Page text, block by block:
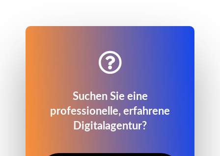

Suchen Sie eine
professionelle, erfahrene
Digitalagentur?